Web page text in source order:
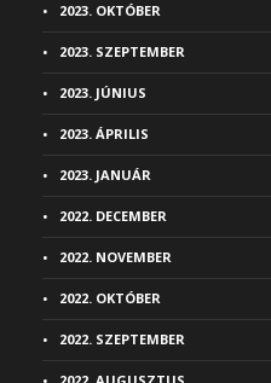
2023. OKTÓBER
2023. SZEPTEMBER
2023. JÚNIUS
2023. ÁPRILIS
2023. JANUÁR
2022. DECEMBER
2022. NOVEMBER
2022. OKTÓBER
2022. SZEPTEMBER